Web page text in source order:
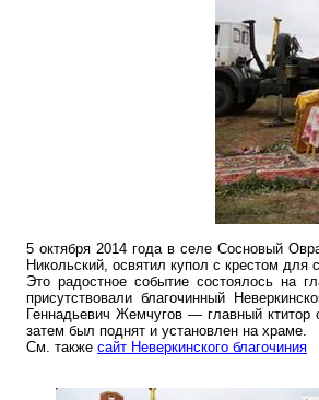
5 октября 2014 года в селе Сосновый
Никольский, освятил купол с крестом для
Это радостное событие состоялось на
присутствовали благочинный
Геннадьевич Жемчугов — главный
затем был поднят и установлен на храме.
См. также сайт Неверкинского благочиния